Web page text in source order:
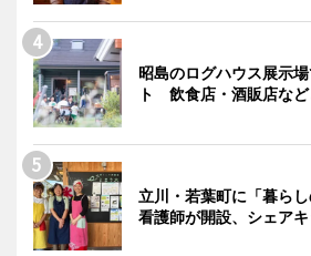
昭島のログハウス展示
ト 飲食店・酒販店な
立川・若葉町に「暮ら
看護師が開設、シェア